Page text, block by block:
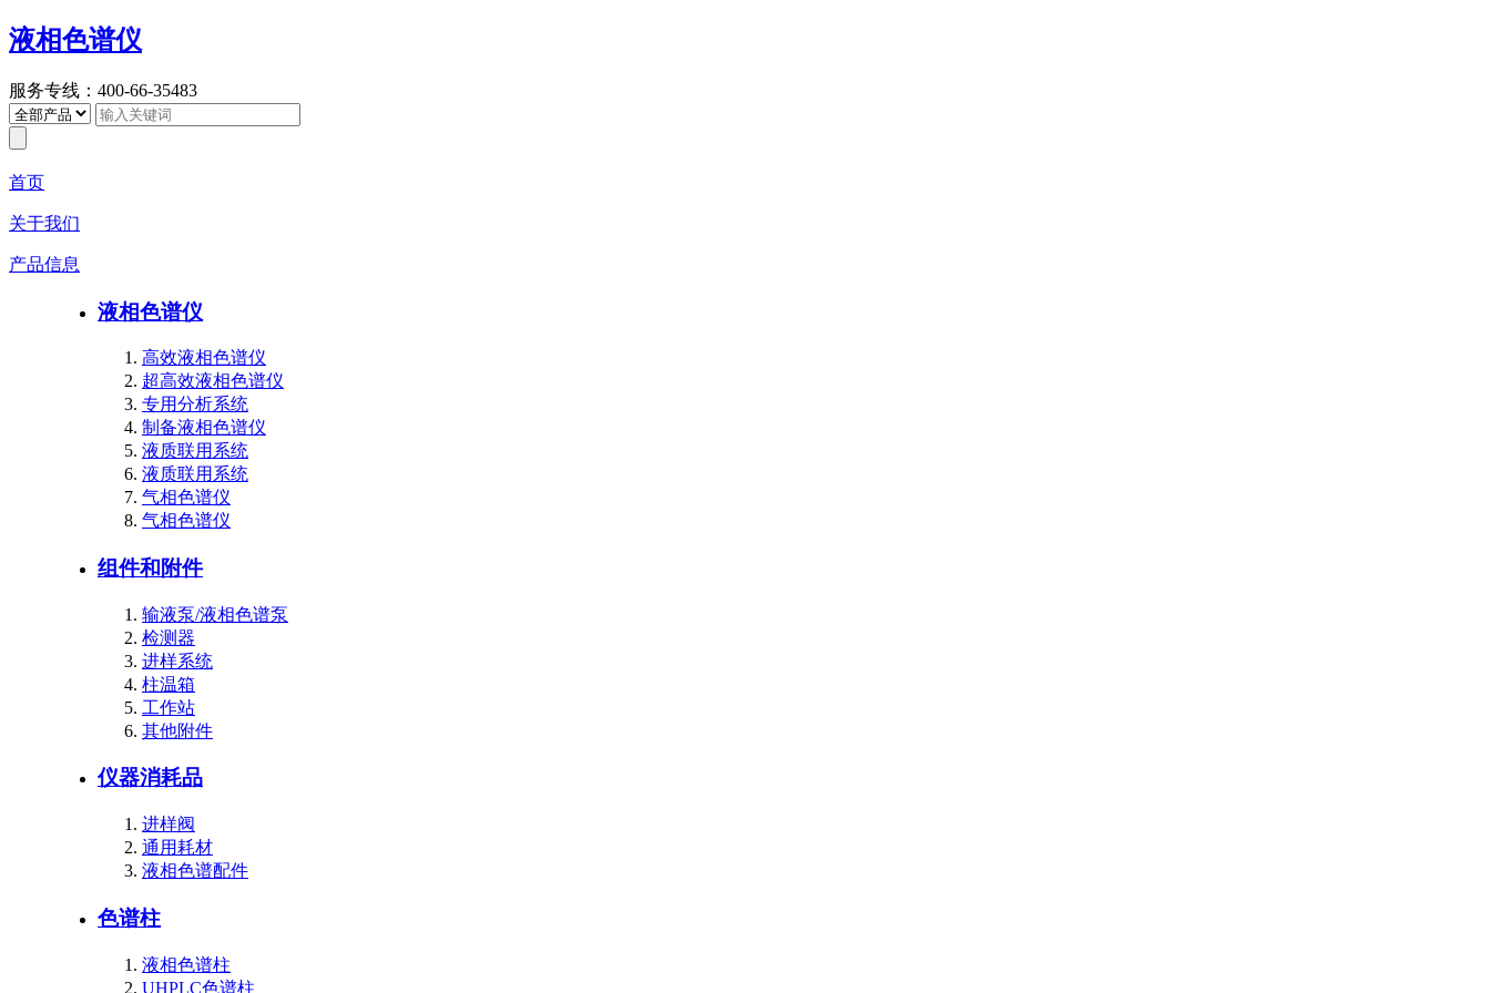
液相色谱仪
服务专线：400-66-35483
首页
关于我们
产品信息
液相色谱仪
高效液相色谱仪
超高效液相色谱仪
专用分析系统
制备液相色谱仪
液质联用系统
液质联用系统
气相色谱仪
气相色谱仪
组件和附件
输液泵/液相色谱泵
检测器
进样系统
柱温箱
工作站
其他附件
仪器消耗品
进样阀
通用耗材
液相色谱配件
色谱柱
液相色谱柱
UHPLC色谱柱